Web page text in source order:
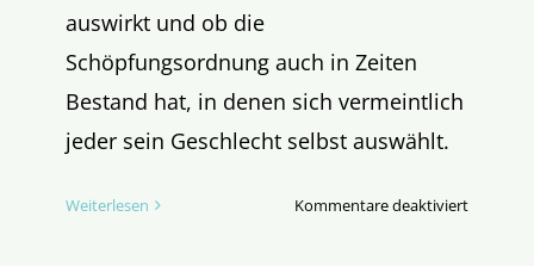
auswirkt und ob die
Schöpfungsordnung auch in Zeiten
Bestand hat, in denen sich vermeintlich
jeder sein Geschlecht selbst auswählt.
Weiterlesen Kommentare deaktiviertfür